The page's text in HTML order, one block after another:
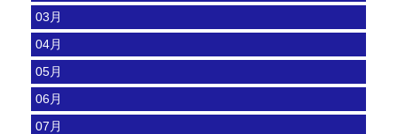
03月
04月
05月
06月
07月